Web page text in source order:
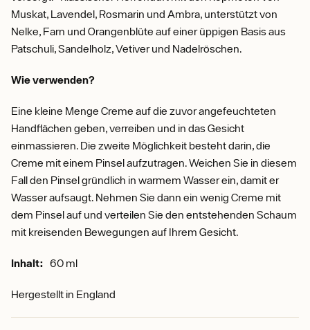
Muskat, Lavendel, Rosmarin und Ambra, unterstützt von
Nelke, Farn und Orangenblüte auf einer üppigen Basis aus
Patschuli, Sandelholz, Vetiver und Nadelröschen.
Wie verwenden?
Eine kleine Menge Creme auf die zuvor angefeuchteten
Handflächen geben, verreiben und in das Gesicht
einmassieren. Die zweite Möglichkeit besteht darin, die
Creme mit einem Pinsel aufzutragen. Weichen Sie in diesem
Fall den Pinsel gründlich in warmem Wasser ein, damit er
Wasser aufsaugt. Nehmen Sie dann ein wenig Creme mit
dem Pinsel auf und verteilen Sie den entstehenden Schaum
mit kreisenden Bewegungen auf Ihrem Gesicht.
Inhalt: 60 ml
Hergestellt in England